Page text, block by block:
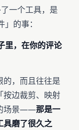
一个工具，是
的事：
里，在你的评论
的，而且往往是
按边裁剪、映射
场景——那是一
具磨了很久之